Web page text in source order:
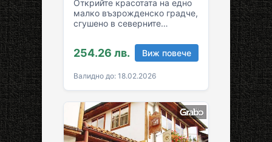
Открийте красотата на едно
малко възрожденско градче,
сгушено в северните
За вашия комфортен престой
в Трявна…
254.26 лв. Виж повече
Валидно до: 18.02.2026